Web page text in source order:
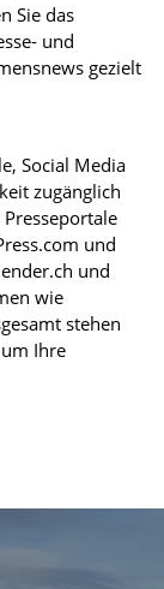
Sie das
und
gezielt
Social Media
zugänglich
und
und
wie
stehen
Ihre